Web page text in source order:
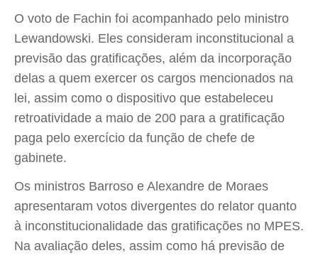
O voto de Fachin foi acompanhado pelo ministro
Lewandowski. Eles consideram inconstitucional a
previsão das gratificações, além da incorporação
delas a quem exercer os cargos mencionados na
lei, assim como o dispositivo que estabeleceu
retroatividade a maio de 200 para a gratificação
paga pelo exercício da função de chefe de
gabinete.
Os ministros Barroso e Alexandre de Moraes
apresentaram votos divergentes do relator quanto
à inconstitucionalidade das gratificações no MPES.
Na avaliação deles, assim como há previsão de